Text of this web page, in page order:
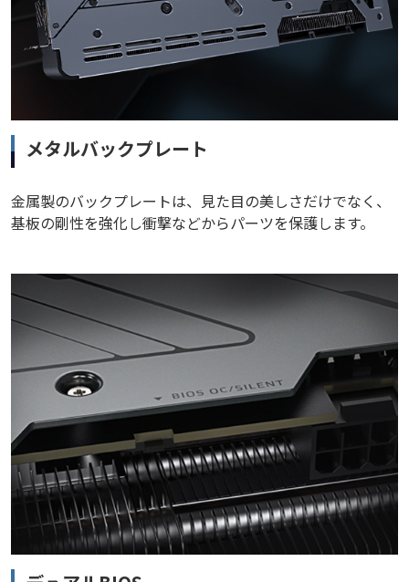
メタルバックプレート
金属製のバックプレートは、見た目の美しさだけでなく、
基板の剛性を強化し衝撃などからパーツを保護します。